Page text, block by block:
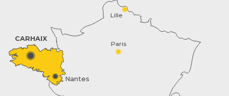
Paris
Lille
Nantes
CARHAIX